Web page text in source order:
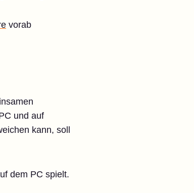
vorab
und auf
kann, soll
dem PC spielt.